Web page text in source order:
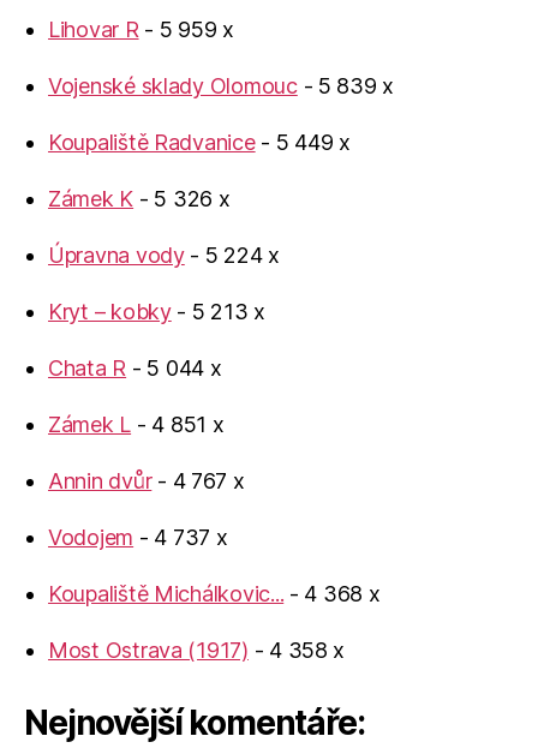
Lihovar R - 5 959 x
Vojenské sklady Olomouc- 5 839 x
Koupaliště Radvanice- 5 449 x
Zámek K - 5 326 x
Úpravna vody- 5 224 x
Kryt – kobky- 5 213 x
Chata R - 5 044 x
Zámek L - 4 851 x
Annin dvůr- 4 767 x
Vodojem - 4 737 x
Koupaliště Michálkovic... - 4 368 x
Most Ostrava (1917) - 4 358 x
Nejnovější komentáře: